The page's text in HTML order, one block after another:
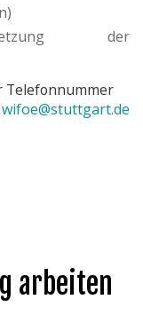
der
Telefonnummer
wifoe@stuttgart.de
arbeiten